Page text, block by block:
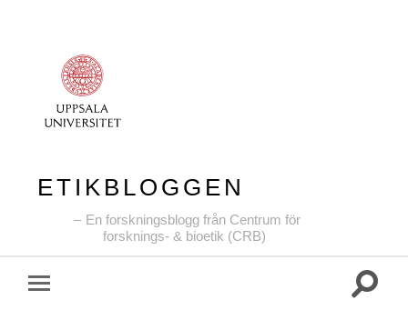
ETIKBLOGGEN
En forskningsblogg från Centrum för
forsknings- & bioetik (CRB)
Slå